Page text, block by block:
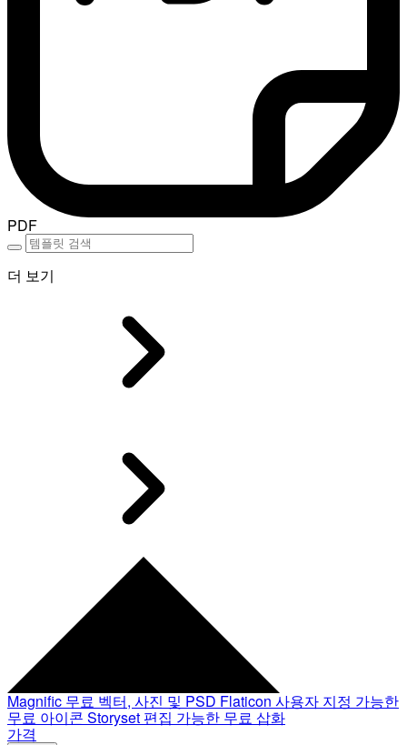
PDF
더 보기
Magnific 무료 벡터, 사진 및 PSD Flaticon 사용자 지정 가능한
무료 아이콘 Storyset 편집 가능한 무료 삽화
가격